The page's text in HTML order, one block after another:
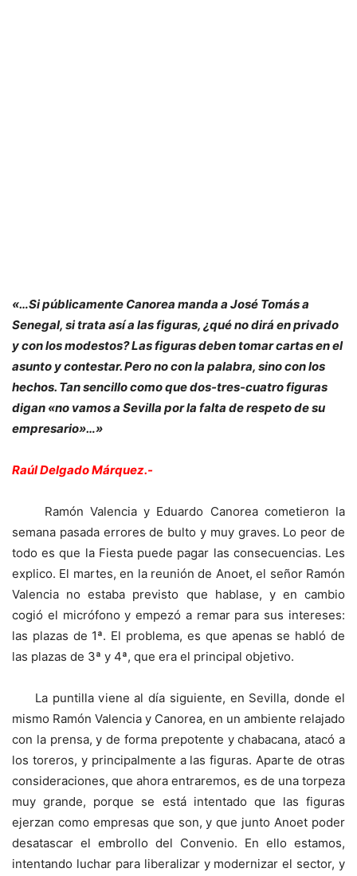
«…Si públicamente Canorea manda a José Tomás a
Senegal, si trata así a las figuras, ¿qué no dirá en privado
y con los modestos? Las figuras deben tomar cartas en el
asunto y contestar. Pero no con la palabra, sino con los
hechos. Tan sencillo como que dos-tres-cuatro figuras
digan «no vamos a Sevilla por la falta de respeto de su
empresario»…»
Raúl Delgado Márquez.-
Ramón Valencia y Eduardo Canorea cometieron la
semana pasada errores de bulto y muy graves. Lo peor de
todo es que la Fiesta puede pagar las consecuencias. Les
explico. El martes, en la reunión de Anoet, el señor Ramón
Valencia no estaba previsto que hablase, y en cambio
cogió el micrófono y empezó a remar para sus intereses:
las plazas de 1ª. El problema, es que apenas se habló de
las plazas de 3ª y 4ª, que era el principal objetivo.
La puntilla viene al día siguiente, en Sevilla, donde el
mismo Ramón Valencia y Canorea, en un ambiente relajado
con la prensa, y de forma prepotente y chabacana, atacó a
los toreros, y principalmente a las figuras. Aparte de otras
consideraciones, que ahora entraremos, es de una torpeza
muy grande, porque se está intentado que las figuras
ejerzan como empresas que son, y que junto Anoet poder
desatascar el embrollo del Convenio. En ello estamos,
intentando luchar para liberalizar y modernizar el sector, y